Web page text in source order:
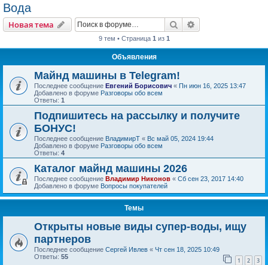
Вода
Новая тема Поиск
9 тем • Страница 1 из 1
Объявления
Майнд машины в Telegram!
Последнее сообщение Евгений Борисович « Пн июн 16, 2025 13:47
Добавлено в форуме Разговоры обо всем
Ответы: 1
Подпишитесь на рассылку и получите
БОНУС!
Последнее сообщение ВладимирТ « Вс май 05, 2024 19:44
Добавлено в форуме Разговоры обо всем
Ответы: 4
Каталог майнд машины 2026
Последнее сообщение Владимир Никонов « Сб сен 23, 2017 14:40
Добавлено в форуме Вопросы покупателей
Темы
Открыты новые виды супер-воды, ищу
партнеров
Последнее сообщение Сергей Ивлев « Чт сен 18, 2025 10:49
Ответы: 55 1 2 3